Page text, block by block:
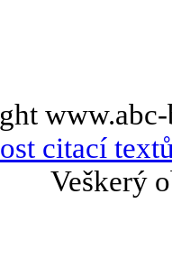
citací
Veškerý